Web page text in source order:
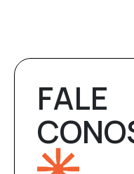
FALE